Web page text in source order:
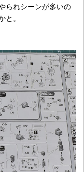
られシーンが多いの
。